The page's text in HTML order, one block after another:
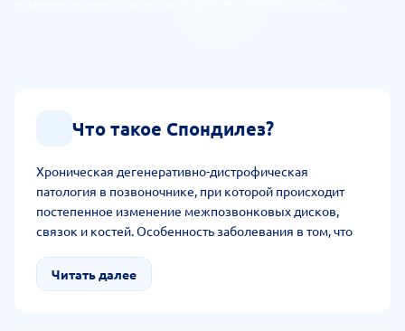
Что такое Спондилез?
Хроническая дегенеративно-дистрофическая
патология в позвоночнике, при которой происходит
постепенное изменение межпозвонковых дисков,
связок и костей. Особенность заболевания в том, что
За счет данных изменений снижается гибкость
позвоночника, сдавливается нервная структура,
Читать далее